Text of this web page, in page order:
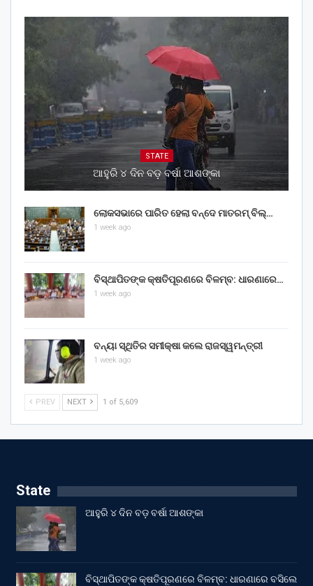
STATE
ଆହୁରି ୪ ଦିନ ବଡ଼ ବର୍ଷା ଆଶଙ୍କା
ଲୋକସଭାରେ ପାରିତ ହେଲା ବନ୍ଦେ ମାତରମ୍‌ ବିଲ୍‌…
1 week ago
ବିସ୍ଥାପିତଙ୍କ କ୍ଷତିପୂରଣରେ ବିଳମ୍ବ: ଧାରଣାରେ…
1 week ago
ବନ୍ୟା ସ୍ଥିତିର ସମୀକ୍ଷା କଲେ ରାଜସ୍ୱମନ୍ତ୍ରୀ
1 week ago
PREV NEXT 1 of 5,609
State
ଆହୁରି ୪ ଦିନ ବଡ଼ ବର୍ଷା ଆଶଙ୍କା
ବିସ୍ଥାପିତଙ୍କ କ୍ଷତିପୂରଣରେ ବିଳମ୍ବ: ଧାରଣାରେ ବସିଲେ